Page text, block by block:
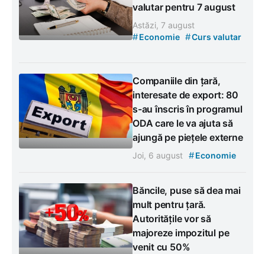
valutar pentru 7 august
Astăzi, 7 august
#Economie #Curs valutar
Companiile din țară,
interesate de export: 80
s-au înscris în programul
ODA care le va ajuta să
ajungă pe piețele externe
Joi, 6 august #Economie
Băncile, puse să dea mai
mult pentru țară.
Autoritățile vor să
majoreze impozitul pe
venit cu 50%